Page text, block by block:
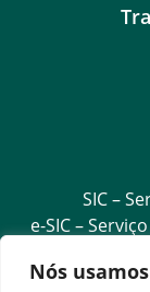
Nós
SIC –
e-SIC –
Acesso às